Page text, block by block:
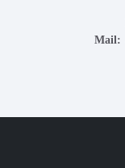
Mail: